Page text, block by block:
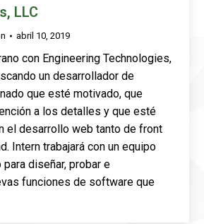
LLC
abril 10, 2019
con Engineering Technologies,
un desarrollador de
que esté motivado, que
a los detalles y que esté
el desarrollo web tanto de front
Intern trabajará con un equipo
diseñar, probar e
funciones de software que